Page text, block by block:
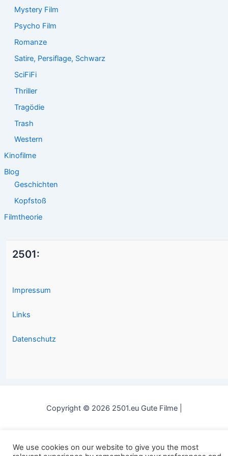
Mystery Film
Psycho Film
Romanze
Satire, Persiflage, Schwarz
SciFiFi
Thriller
Tragödie
Trash
Western
Kinofilme
Blog
Geschichten
Kopfstoß
Filmtheorie
2501:
Impressum
Links
Datenschutz
Copyright © 2026 2501.eu Gute Filme |
We use cookies on our website to give you the most